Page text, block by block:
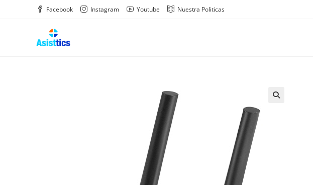
Facebook Instagram Youtube Nuestra Politicas